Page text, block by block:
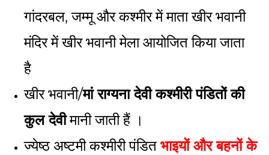
गांदरबल, जम्मू और कश्मीर में माता खीर भवानी
मंदिर में खीर भवानी मेला आयोजित किया जाता
है
खीर भवानी/मां राग्यना देवीकश्मीरी पंडितों की
कुल देवीमानी जाती हैं ।
ज्येष्ठ अष्टमी कश्मीरी पंडित भाइयों और बहनों के